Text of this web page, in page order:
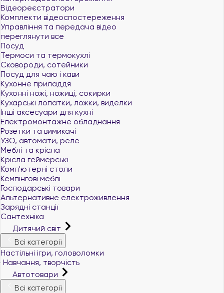
Відеореєстратори
Комплекти відеоспостереження
Управління та передача відео
переглянути все
Посуд
Термоси та термокухлі
Сковороди, сотейники
Посуд для чаю і кави
Кухонне приладдя
Кухонні ножі, ножиці, сокирки
Кухарські лопатки, ложки, виделки
Інші аксесуари для кухні
Електромонтажне обладнання
Розетки та вимикачі
УЗО, автомати, реле
Меблі та крісла
Крісла геймерські
Комп'ютерні столи
Кемпінгові меблі
Господарські товари
Альтернативне електроживлення
Зарядні станції
Сантехніка
Дитячий світ
Всі категорії
Настільні ігри, головоломки
Навчання, творчість
Автотовари
Всі категорії